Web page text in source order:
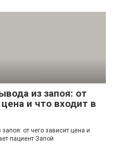
из запоя: от
и что входит в
от чего зависит цена и
пациент Запой